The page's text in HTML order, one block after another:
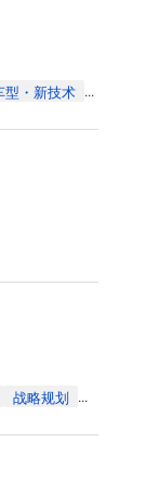
型・新技术 ...
战略规划 ...